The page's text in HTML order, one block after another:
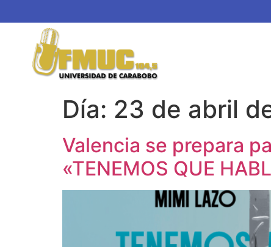
Día: 23 de abril
Valencia se prepara
«TENEMOS QUE